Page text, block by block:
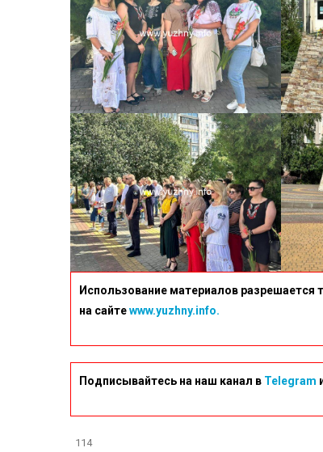
Использование материалов разрешается
на сайтеwww.yuzhny.info.
Подписывайтесь на наш канал в Telegram
114